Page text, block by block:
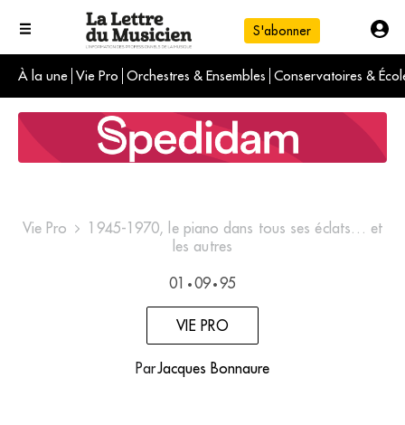
S'abonner
À la une Vie Pro Orchestres & Ensembles Conservatoires &
L'info du jour
Le numéro du mois
International
Vie Pro
1945-1970, le piano dans tous ses éclats… et
les autres
01 • 09 • 95
VIE PRO
ParJacques Bonnaure